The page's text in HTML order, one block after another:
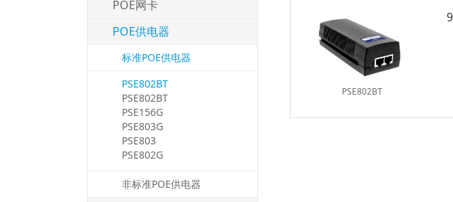
POE网卡
POE供电器
标准POE供电器
PSE802BT
PSE802BT
PSE156G
PSE803G
PSE803
PSE802G
非标准POE供电器
PSE802BT